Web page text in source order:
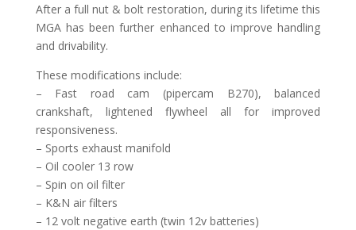
After a full nut & bolt restoration, during its lifetime this
MGA has been further enhanced to improve handling
and drivability.
These modifications include:
– Fast road cam (pipercam B270), balanced
crankshaft, lightened flywheel all for improved
responsiveness.
– Sports exhaust manifold
– Oil cooler 13 row
– Spin on oil filter
– K&N air filters
– 12 volt negative earth (twin 12v batteries)